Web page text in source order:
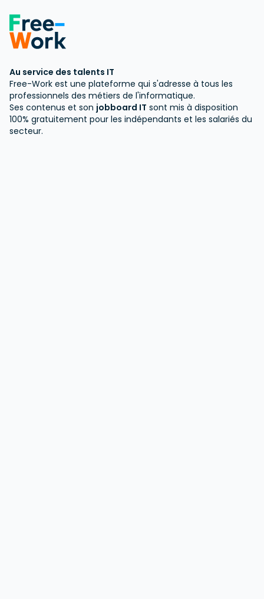
Au service des talents IT
Free-Work est une plateforme qui s'adresse à tous les
professionnels des métiers de l'informatique.
Ses contenus et son jobboard IT sont mis à disposition
100% gratuitement pour les indépendants et les salariés du
secteur.